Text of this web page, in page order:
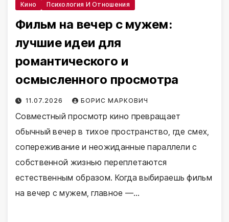
Кино Психология И Отношения
Фильм на вечер с мужем:
лучшие идеи для
романтического и
осмысленного просмотра
11.07.2026 БОРИС МАРКОВИЧ
Совместный просмотр кино превращает
обычный вечер в тихое пространство, где смех,
сопереживание и неожиданные параллели с
собственной жизнью переплетаются
естественным образом. Когда выбираешь фильм
на вечер с мужем, главное —…